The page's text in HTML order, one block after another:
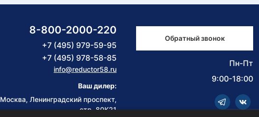
8-800-2000-220
+7 (495) 979-59-95
+7 (495) 978-58-85
info@reductor58.ru
Ваш дилер:
Москва, Ленинградский проспект,
стр. 80К21
Обратный звонок
Пн-Пт
9:00-18:00